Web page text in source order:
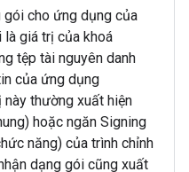
gói cho ứng dụng của
là giá trị của khoá
tệp tài nguyên danh
của ứng dụng
này thường xuất hiện
hoặc ngăn Signing
năng) của trình chỉnh
dạng gói cũng xuất